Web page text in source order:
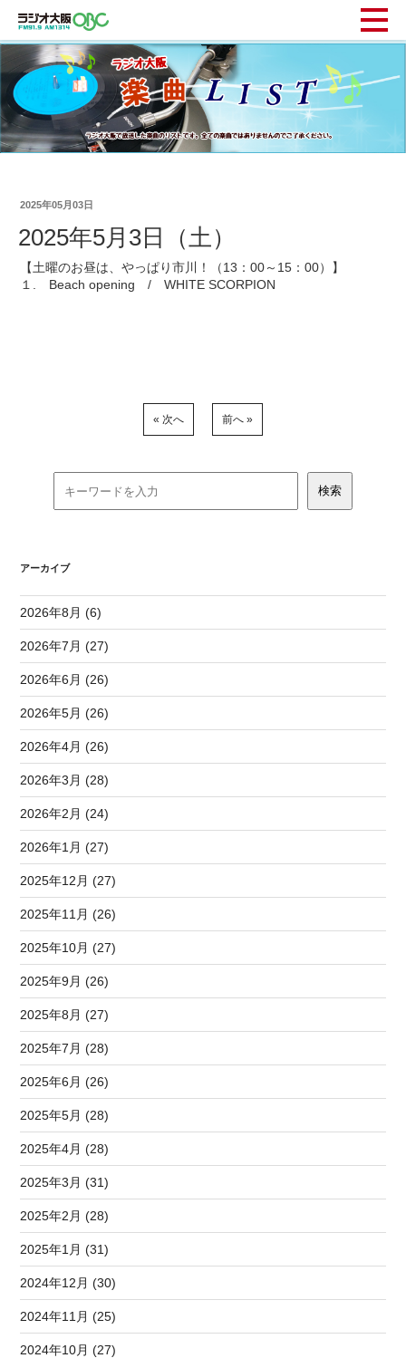
2025年05月03日
2025年5月3日（土）
【土曜のお昼は、やっぱり市川！（13：00～15：00）】
１. Beach opening / WHITE SCORPION
« 次へ 前へ »
アーカイブ
2026年8月 (6)
2026年7月 (27)
2026年6月 (26)
2026年5月 (26)
2026年4月 (26)
2026年3月 (28)
2026年2月 (24)
2026年1月 (27)
2025年12月 (27)
2025年11月 (26)
2025年10月 (27)
2025年9月 (26)
2025年8月 (27)
2025年7月 (28)
2025年6月 (26)
2025年5月 (28)
2025年4月 (28)
2025年3月 (31)
2025年2月 (28)
2025年1月 (31)
2024年12月 (30)
2024年11月 (25)
2024年10月 (27)